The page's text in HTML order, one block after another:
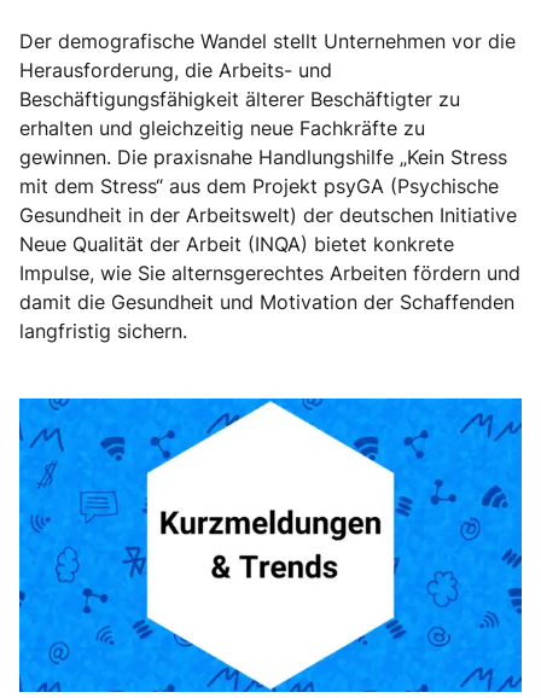
Der demografische Wandel stellt Unternehmen vor die
Herausforderung, die Arbeits- und
Beschäftigungsfähigkeit älterer Beschäftigter zu
erhalten und gleichzeitig neue Fachkräfte zu
gewinnen. Die praxisnahe Handlungshilfe „Kein Stress
mit dem Stress“ aus dem Projekt psyGA (Psychische
Gesundheit in der Arbeitswelt) der deutschen Initiative
Neue Qualität der Arbeit (INQA) bietet konkrete
Impulse, wie Sie alternsgerechtes Arbeiten fördern und
damit die Gesundheit und Motivation der Schaffenden
langfristig sichern.